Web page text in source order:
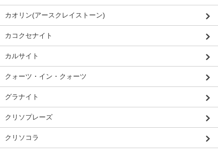
カオリン(アースクレイストーン)
カコクセナイト
カルサイト
クォーツ・イン・クォーツ
グラナイト
クリソプレーズ
クリソコラ